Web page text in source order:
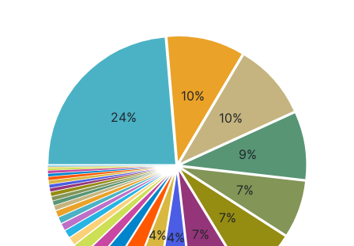
24%
10%
10%
9%
7%
7%
7%
4%
4%